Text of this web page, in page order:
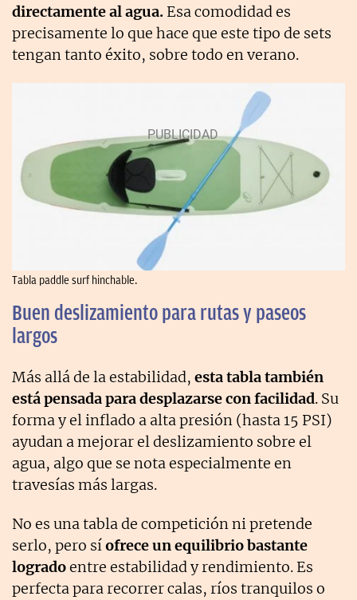
directamente al agua. Esa comodidad es
precisamente lo que hace que este tipo de sets
tengan tanto éxito, sobre todo en verano.
Tabla paddle surf hinchable.
Buen deslizamiento para rutas y paseos
largos
Más allá de la estabilidad, esta tabla también
está pensada para desplazarse con facilidad. Su
forma y el inflado a alta presión (hasta 15 PSI)
ayudan a mejorar el deslizamiento sobre el
agua, algo que se nota especialmente en
travesías más largas.
No es una tabla de competición ni pretende
serlo, pero síofrece un equilibrio bastante
logradoentre estabilidad y rendimiento. Es
perfecta para recorrer calas, ríos tranquilos o